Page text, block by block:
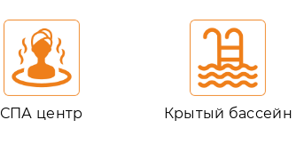
СПА центр Крытый бассейн